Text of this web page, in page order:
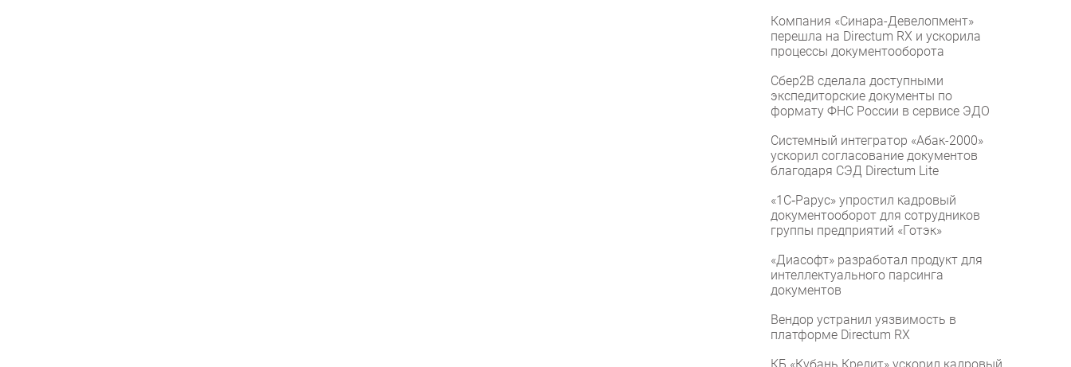
Компания «Синара-Девелопмент»
перешла на Directum RX и ускорила
процессы документооборота
Сбер2B сделала доступными
экспедиторские документы по
формату ФНС России в сервисе ЭДО
Системный интегратор «Абак-2000»
ускорил согласование документов
благодаря СЭД Directum Lite
«1С‑Рарус» упростил кадровый
документооборот для сотрудников
группы предприятий «Готэк»
«Диасофт» разработал продукт для
интеллектуального парсинга
документов
Вендор устранил уязвимость в
платформе Directum RX
КБ «Кубань Кредит» ускорил кадровый